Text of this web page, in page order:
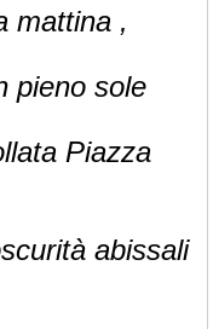
mattina ,
pieno sole
Piazza
abissali